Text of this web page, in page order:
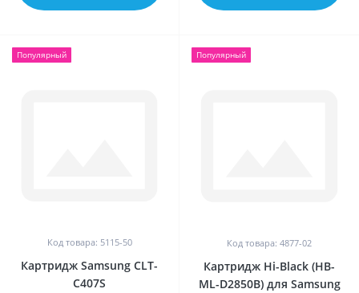
Популярный
Код товара: 5115-50
Картридж Samsung CLT-
C407S
Популярный
Код товара: 4877-02
Картридж Hi-Black (HB-
ML-D2850B) для Samsung